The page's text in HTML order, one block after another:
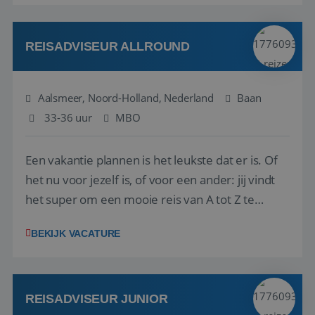
klanten te overtuigen om die droomreis te
boeken! ...
REISADVISEUR ALLROUND
Aalsmeer, Noord-Holland, Nederland
Baan
33-36 uur
MBO
Een vakantie plannen is het leukste dat er is. Of
het nu voor jezelf is, of voor een ander: jij vindt
het super om een mooie reis van A tot Z te
vakantiegangers de meest prachtige plekjes op
werken: of het nu gaat om vragen ...
BEKIJK VACATURE
REISADVISEUR JUNIOR